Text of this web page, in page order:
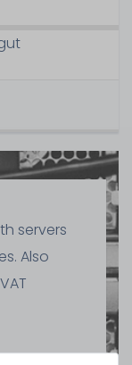
servers
Also